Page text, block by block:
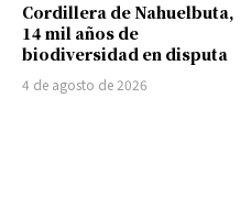
Cordillera de Nahuelbuta,
14 mil años de
biodiversidad en disputa
4 de agosto de 2026